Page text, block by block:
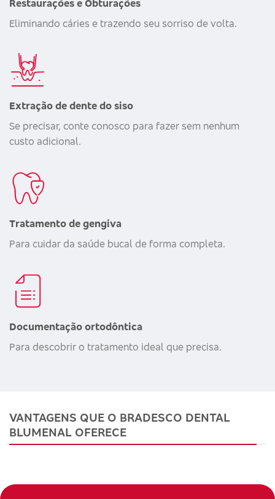
Restaurações e Obturações
Eliminando cáries e trazendo seu sorriso de volta.
Extração de dente do siso
Se precisar, conte conosco para fazer sem nenhum
custo adicional.
Tratamento de gengiva
Para cuidar da saúde bucal de forma completa.
Documentação ortodôntica
Para descobrir o tratamento ideal que precisa.
VANTAGENS QUE O BRADESCO DENTAL
BLUMENAL OFERECE